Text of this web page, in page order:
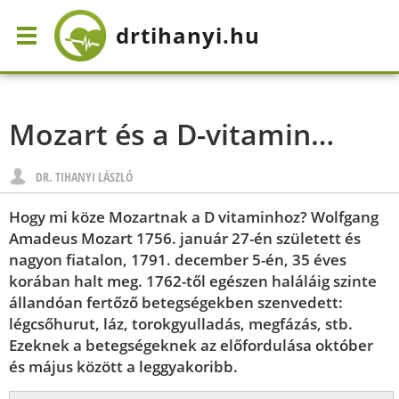
drtihanyi.hu
Mozart és a D-vitamin…
DR. TIHANYI LÁSZLÓ
Hogy mi köze Mozartnak a D vitaminhoz? Wolfgang
Amadeus Mozart 1756. január 27-én született és
nagyon fiatalon, 1791. december 5-én, 35 éves
korában halt meg. 1762-től egészen haláláig szinte
állandóan fertőző betegségekben szenvedett:
légcsőhurut, láz, torokgyulladás, megfázás, stb.
Ezeknek a betegségeknek az előfordulása október
és május között a leggyakoribb.